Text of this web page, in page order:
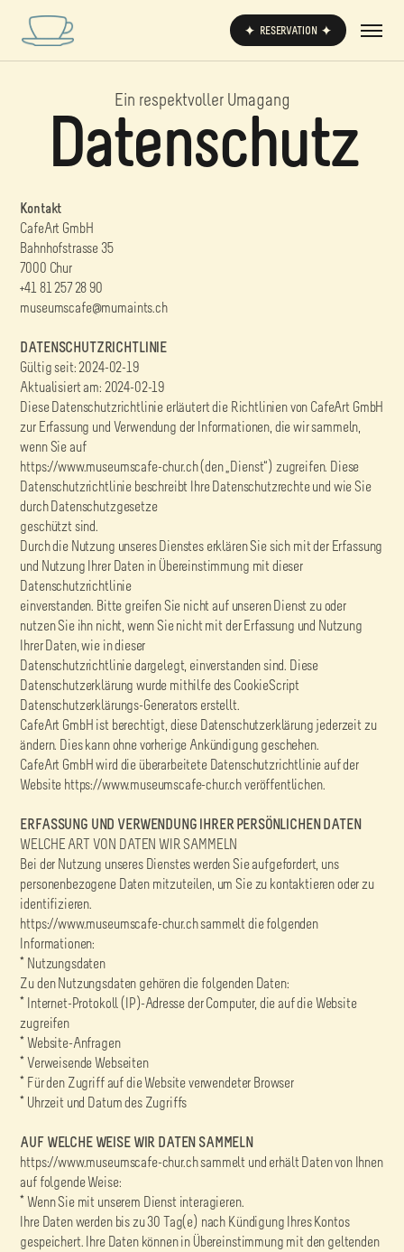
RESERVATION
Ein respektvoller Umagang
Datenschutz
Kontakt
CafeArt GmbH
Bahnhofstrasse 35
7000 Chur
+41 81 257 28 90
museumscafe@mumaints.ch
DATENSCHUTZRICHTLINIE
Gültig seit: 2024-02-19
Aktualisiert am: 2024-02-19
Diese Datenschutzrichtlinie erläutert die Richtlinien von CafeArt GmbH
zur Erfassung und Verwendung der Informationen, die wir sammeln,
wenn Sie auf
https://www.museumscafe-chur.ch (den „Dienst“) zugreifen. Diese
Datenschutzrichtlinie beschreibt Ihre Datenschutzrechte und wie Sie
durch Datenschutzgesetze
geschützt sind.
Durch die Nutzung unseres Dienstes erklären Sie sich mit der Erfassung
und Nutzung Ihrer Daten in Übereinstimmung mit dieser
Datenschutzrichtlinie
einverstanden. Bitte greifen Sie nicht auf unseren Dienst zu oder
nutzen Sie ihn nicht, wenn Sie nicht mit der Erfassung und Nutzung
Ihrer Daten, wie in dieser
Datenschutzrichtlinie dargelegt, einverstanden sind. Diese
Datenschutzerklärung wurde mithilfe des CookieScript
Datenschutzerklärungs-Generators erstellt.
CafeArt GmbH ist berechtigt, diese Datenschutzerklärung jederzeit zu
ändern. Dies kann ohne vorherige Ankündigung geschehen.
CafeArt GmbH wird die überarbeitete Datenschutzrichtlinie auf der
Website https://www.museumscafe-chur.ch veröffentlichen.
ERFASSUNG UND VERWENDUNG IHRER PERSÖNLICHEN DATEN
WELCHE ART VON DATEN WIR SAMMELN
Bei der Nutzung unseres Dienstes werden Sie aufgefordert, uns
personenbezogene Daten mitzuteilen, um Sie zu kontaktieren oder zu
identifizieren.
https://www.museumscafe-chur.ch sammelt die folgenden
Informationen:
* Nutzungsdaten
Zu den Nutzungsdaten gehören die folgenden Daten:
* Internet-Protokoll (IP)-Adresse der Computer, die auf die Website
zugreifen
* Website-Anfragen
* Verweisende Webseiten
* Für den Zugriff auf die Website verwendeter Browser
* Uhrzeit und Datum des Zugriffs
AUF WELCHE WEISE WIR DATEN SAMMELN
https://www.museumscafe-chur.ch sammelt und erhält Daten von Ihnen
auf folgende Weise:
* Wenn Sie mit unserem Dienst interagieren.
Ihre Daten werden bis zu 30 Tag(e) nach Kündigung Ihres Kontos
gespeichert. Ihre Daten können in Übereinstimmung mit den geltenden